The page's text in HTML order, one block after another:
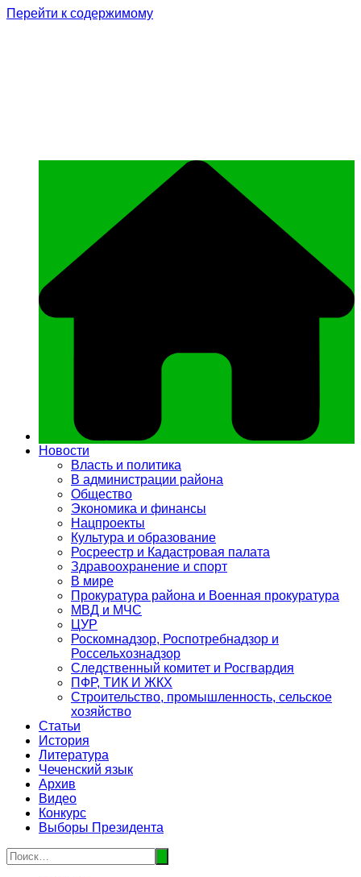
Перейти к содержимому
Новости
Власть и политика
В администрации района
Общество
Экономика и финансы
Нацпроекты
Культура и образование
Росреестр и Кадастровая палата
Здравоохранение и спорт
В мире
Прокуратура района и Военная прокуратура
МВД и МЧС
ЦУР
Роскомнадзор, Роспотребнадзор и
Россельхознадзор
Следственный комитет и Росгвардия
ПФР, ТИК И ЖКХ
Строительство, промышленность, сельское
хозяйство
Статьи
История
Литература
Чеченский язык
Архив
Видео
Конкурс
Выборы Президента